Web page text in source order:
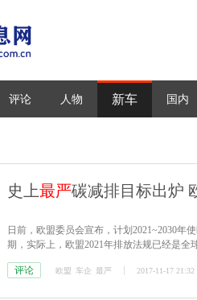
评论 人物 新车 国内
史上最严碳减排目标出炉
日前，欧盟委员会宣布，计划2021~2030年
期，实际上，欧盟2021年排放法规已经是全
评论
欧盟 车企 最严 2017-11-17 21:32